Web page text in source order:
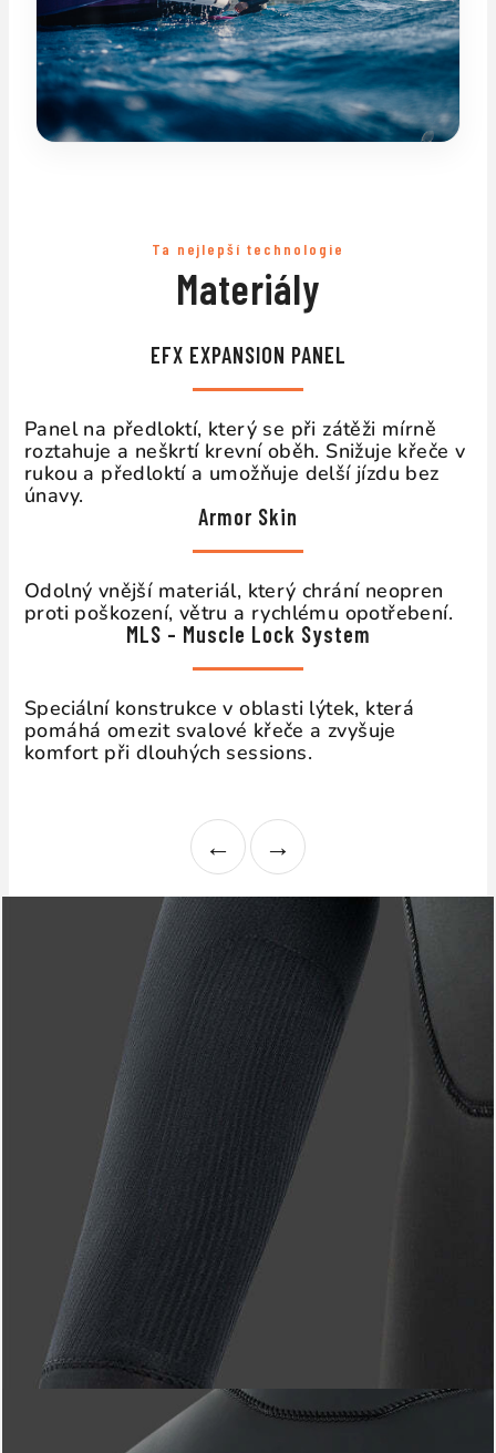
Ta nejlepší technologie
Materiály
EFX EXPANSION PANEL
Panel na předloktí, který se při zátěži mírně
roztahuje a neškrtí krevní oběh. Snižuje křeče v
rukou a předloktí a umožňuje delší jízdu bez
únavy.
Armor Skin
Odolný vnější materiál, který chrání neopren
proti poškození, větru a rychlému opotřebení.
MLS – Muscle Lock System
Speciální konstrukce v oblasti lýtek, která
pomáhá omezit svalové křeče a zvyšuje
komfort při dlouhých sessions.
← →